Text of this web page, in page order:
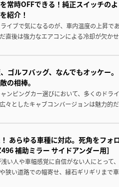
常時OFFできる！純正スイッチのよ
紹介！
イブで気になるのが、車内温度の上昇であ
直後は強力なエアコンによる冷却が欠かせ
ルフバッグ、なんでもオッケー。
の相棒。
ンピングカー選びにおいて、多くのドライ
々としたキャブコンバージョンは魅力的だ
あらゆる車種に対応。死角をフォ
補助ミラー サイドアンダー用］
い人や車幅感覚に自信がない人にとって、
狭い道路での幅寄せ、縁石ギリギリまで車